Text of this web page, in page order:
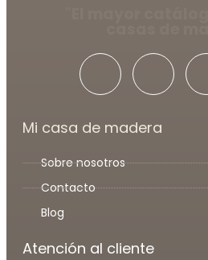
Mi casa de madera
Sobre nosotros
Contacto
Blog
Atención al cliente